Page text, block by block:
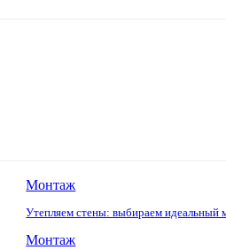
Монтаж
Утепляем стены: выбираем идеальный
Монтаж